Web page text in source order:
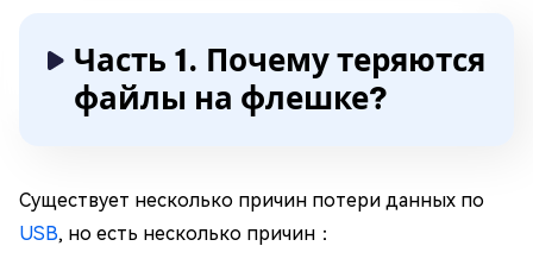
Часть 1. Почему теряются
файлы на флешке?
Существует несколько причин потери данных по
USB, но есть несколько причин：